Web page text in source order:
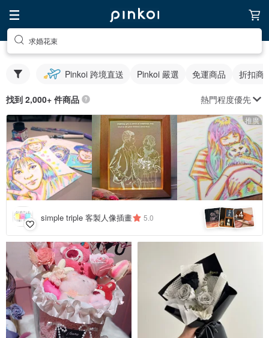
求婚花束
Pinkoi 跨境直送 Pinkoi 嚴選 免運商品 折扣商
找到 2,000+ 件商品 熱門程度優先
推廣
simple triple 客製人像插畫 5.0 +4